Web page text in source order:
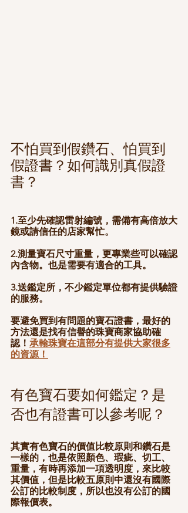
不怕買到假鑽石、怕買到
假證書？如何識別真假證
書？
1.至少先確認雷射編號，需備有高倍放大
鏡或請信任的店家幫忙。
2.測量寶石尺寸重量，更專業些可以確認
內含物。也是需要有適合的工具。
3.送鑑定所，不少鑑定單位都有提供驗證
的服務。
要避免買到有問題的寶石證書，最好的
方法還是找有信譽的珠寶商家協助確
認！ 承翰珠寶在這部分有提供大家很多
的資源！
有色寶石要如何鑑定？是
否也有證書可以參考呢？
其實有色寶石的價值比較原則和鑽石是
一樣的，也是依照顏色、瑕疵、切工、
重量，有時再添加一項透明度，來比較
其價值，但是比較五原則中還沒有國際
公訂的比較制度，所以也沒有公訂的國
際報價表。